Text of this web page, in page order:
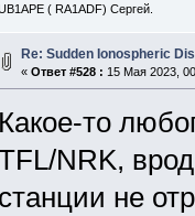
( RA1ADF) Сергей.
Re: Sudden Ionospheric
« Ответ #528 : 15 Мая 2023,
Какое-то
NRK,
станции не